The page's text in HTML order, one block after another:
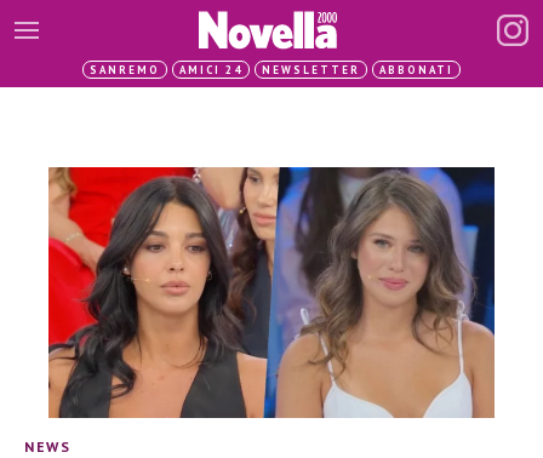
SANREMO AMICI 24 NEWSLETTER ABBONATI
NEWS